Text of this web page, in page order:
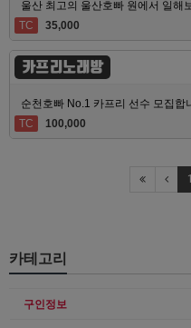
울산 최고의 울산호빠 원에서 일해
TC
35,000
카프리노래방
순천호빠 No.1 카프리 선수 모집합
TC
100,000
1
카테고리
구인정보